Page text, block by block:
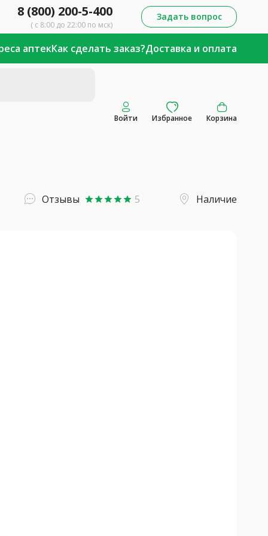
8 (800) 200-5-400
( с 8:00 до 22:00 по мск)
Задать вопрос
аптекКак сделать заказ?Доставка и оплата
Войти Избранное Корзина
Отзывы starstarstarstarstar 5 Наличие